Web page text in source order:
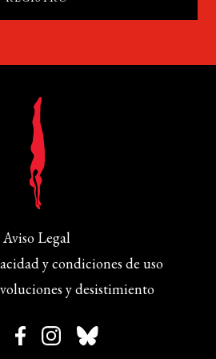
Aviso Legal
y condiciones de uso
y desistimiento